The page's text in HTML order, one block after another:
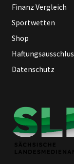
Finanz Vergleich
Sportwetten
Shop
Datenschutz